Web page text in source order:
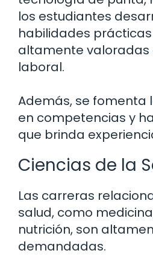
los estudiantes
habilidades
altamente valoradas
laboral.
Además, se fomenta
en competencias y
que brinda
Ciencias de la
Las carreras
salud, como
nutrición, son
demandadas.